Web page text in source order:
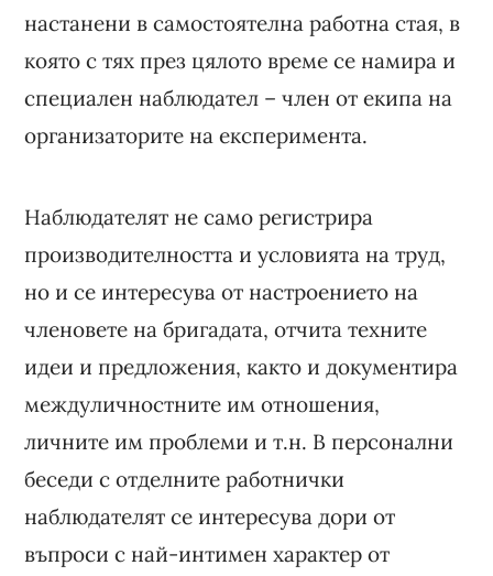
настанени в самостоятелна работна стая, в
която с тях през цялото време се намира и
специален наблюдател – член от екипа на
организаторите на експеримента.
Наблюдателят не само регистрира
производителността и условията на труд,
но и се интересува от настроението на
членовете на бригадата, отчита техните
идеи и предложения, както и документира
междуличностните им отношения,
личните им проблеми и т.н. В персонални
беседи с отделните работнички
наблюдателят се интересува дори от
въпроси с най-интимен характер от